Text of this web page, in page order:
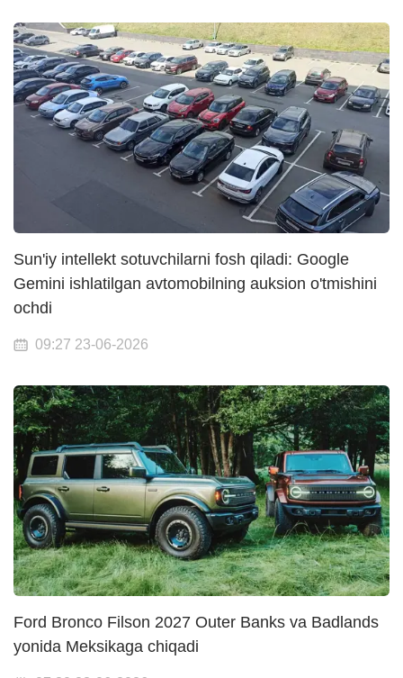
Sun'iy intellekt sotuvchilarni fosh qiladi: Google
Gemini ishlatilgan avtomobilning auksion o'tmishini
ochdi
09:27 23-06-2026
Ford Bronco Filson 2027 Outer Banks va Badlands
yonida Meksikaga chiqadi